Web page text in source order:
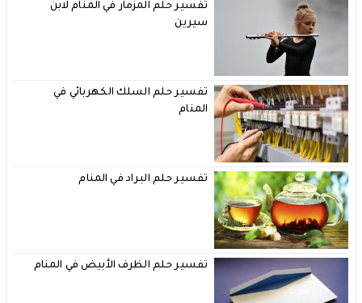
تفسير حلم المزمار في المنام لابن
سيرين
تفسير حلم السلك الكهربائي في
المنام
تفسير حلم البراد في المنام
تفسير حلم الظرف الأبيض في المنام